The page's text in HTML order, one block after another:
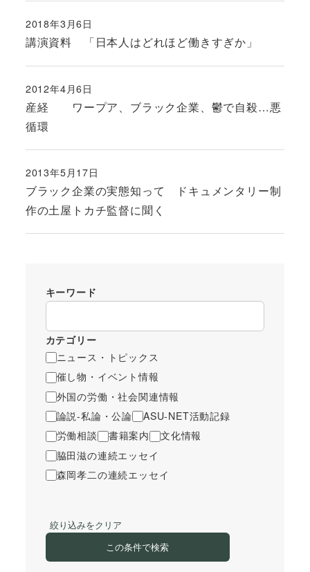
講演資料 「日本人はどれほど働きすぎか」
投稿日
2018年3月6日
産経 ワープア、ブラック企業、鬱で自殺…悪
循環
投稿日
2012年4月6日
ブラック企業の実態知って ドキュメンタリー制
作の土屋トカチ監督に聞く
投稿日
2013年5月17日
キーワード
カテゴリー
ニュース・トピックス
催し物・イベント情報
外国の労働・社会関連情報
論説-私論・公論
ASU-NET活動記録
労働相談
書籍案内
文化情報
脇田滋の連続エッセイ
森岡孝二の連続エッセイ
絞り込みをクリア
この条件で検索